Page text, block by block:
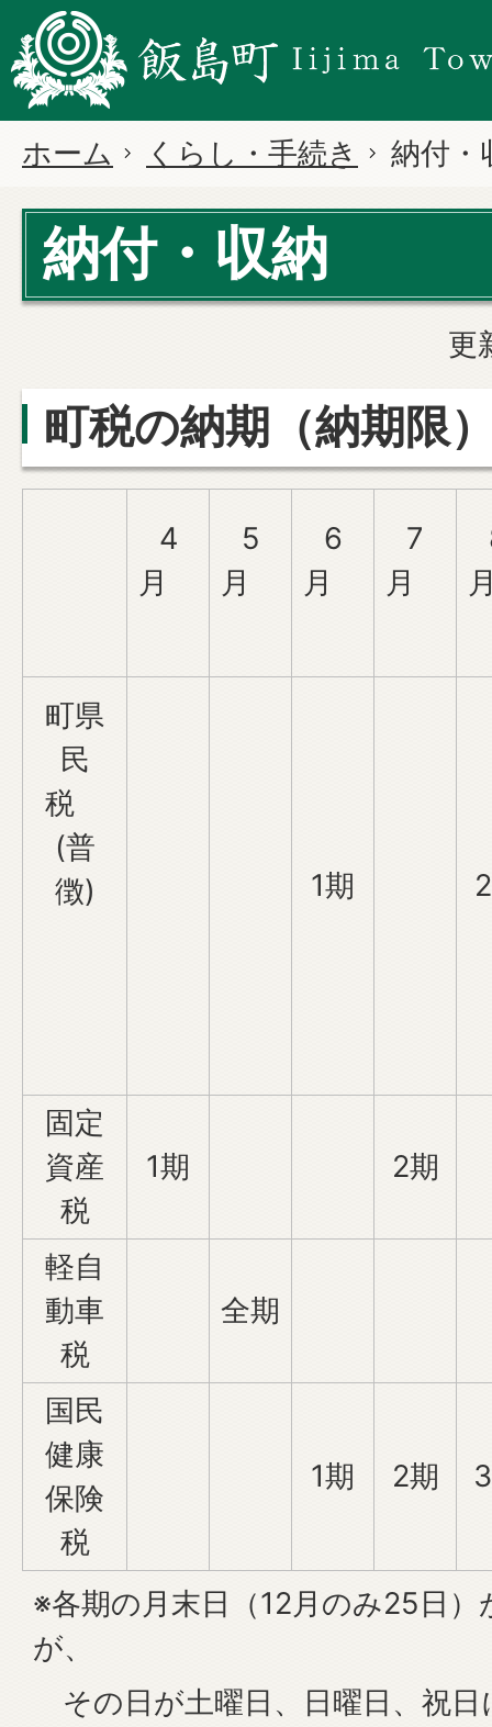
ホーム くらし・手続き 納付・
納付・収納
更
町税の納期（納期限
4
月
5
月
6
月
7
月
町県
民
税
(普
徴)
1期
固定
資産
税
1期 2期
軽自
動車
税
全期
国民
健康
保険
税
1期 2期
※各期の月末日（12月のみ25日
が、
その日が土曜日、日曜日、祝日